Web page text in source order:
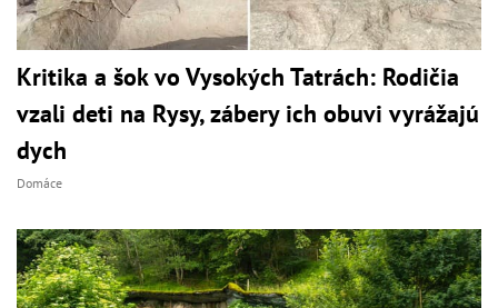
Kritika a šok vo Vysokých Tatrách: Rodičia
vzali deti na Rysy, zábery ich obuvi vyrážajú
dych
Domáce